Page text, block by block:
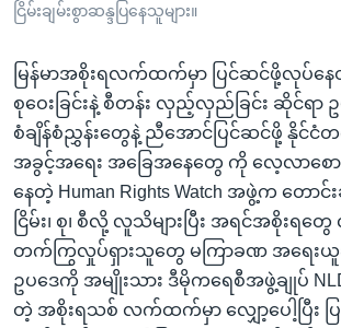
ရန်
ရန်
နေရာ
သို့
ကျော်
ရန်
ငြိမ်းချမ်းစွာဆန္ဒပြနေသူများ။
မြန်မာအစိုးရလက်ထက်မှာ ပြင်ဆင်ဖို့လုပ်နေတဲ့
စုဝေးခြင်းနဲ့ စီတန်း လှည့်လှည်ခြင်း ဆိုင်ရာ
စံချိန်စံညွှန်းတွေနဲ့ ညီအောင်ပြင်ဆင်ဖို့ နိုင်
အခွင့်အရေး အခြေအနေတွေ ကို လေ့လာစ
နေတဲ့ Human Rights Watch အဖွဲ့က တေ
ငြိမ်း၊ စု၊ စီလို့ လူသိများပြီး အရင်အစိုးရ
တက်ကြွလှုပ်ရှားသူတွေ မကြာခဏ အရေး
ဥပဒေကို အမျိုးသား ဒီမိုကရေစီအဖွဲ့ချုပ်
တဲ့ အစိုးရသစ် လက်ထက်မှာ လျှော့ပေါ့ပြီး ပြ